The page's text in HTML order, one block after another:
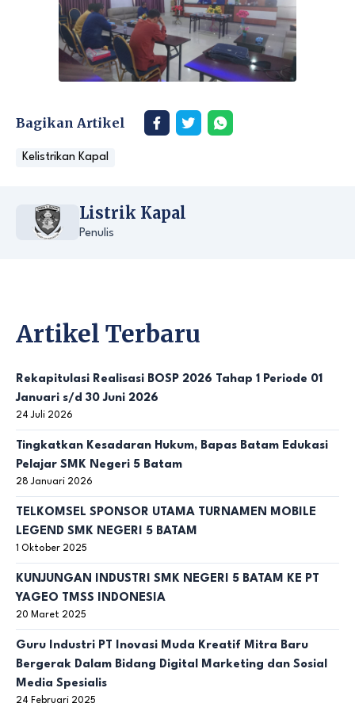
Bagikan Artikel
Kelistrikan Kapal
Listrik Kapal
Penulis
Artikel Terbaru
Rekapitulasi Realisasi BOSP 2026 Tahap 1 Periode 01
Januari s/d 30 Juni 2026
24 Juli 2026
Tingkatkan Kesadaran Hukum, Bapas Batam Edukasi
Pelajar SMK Negeri 5 Batam
28 Januari 2026
TELKOMSEL SPONSOR UTAMA TURNAMEN MOBILE
LEGEND SMK NEGERI 5 BATAM
1 Oktober 2025
KUNJUNGAN INDUSTRI SMK NEGERI 5 BATAM KE PT
YAGEO TMSS INDONESIA
20 Maret 2025
Guru Industri PT Inovasi Muda Kreatif Mitra Baru
Bergerak Dalam Bidang Digital Marketing dan Sosial
Media Spesialis
24 Februari 2025